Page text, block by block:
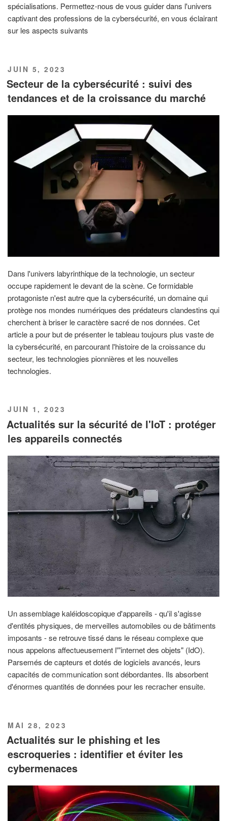
spécialisations. Permettez-nous de vous guider dans l'univers
captivant des professions de la cybersécurité, en vous éclairant
sur les aspects suivants
PUBLIÉ
LE
JUIN 5, 2023
Secteur de la cybersécurité : suivi des
tendances et de la croissance du marché
Dans l'univers labyrinthique de la technologie, un secteur
occupe rapidement le devant de la scène. Ce formidable
protagoniste n'est autre que la cybersécurité, un domaine qui
protège nos mondes numériques des prédateurs clandestins qui
cherchent à briser le caractère sacré de nos données. Cet
article a pour but de présenter le tableau toujours plus vaste de
la cybersécurité, en parcourant l'histoire de la croissance du
secteur, les technologies pionnières et les nouvelles
technologies.
PUBLIÉ
LE
JUIN 1, 2023
Actualités sur la sécurité de l'IoT : protéger
les appareils connectés
Un assemblage kaléidoscopique d'appareils - qu'il s'agisse
d'entités physiques, de merveilles automobiles ou de bâtiments
imposants - se retrouve tissé dans le réseau complexe que
nous appelons affectueusement l'"internet des objets" (IdO).
Parsemés de capteurs et dotés de logiciels avancés, leurs
capacités de communication sont débordantes. Ils absorbent
d'énormes quantités de données pour les recracher ensuite.
PUBLIÉ
LE
MAI 28, 2023
Actualités sur le phishing et les
escroqueries : identifier et éviter les
cybermenaces